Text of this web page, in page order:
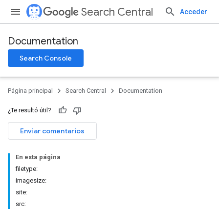
Search Central Acceder
Documentation
Search Console
Página principal Search Central Documentation
¿Te resultó útil?
Enviar comentarios
En esta página
filetype:
imagesize:
site:
src: